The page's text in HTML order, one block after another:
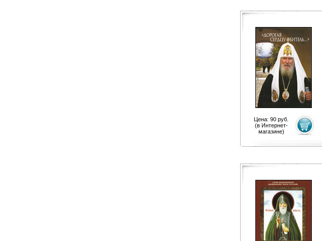
Цена: 90 руб.
(в Интернет-
магазине)